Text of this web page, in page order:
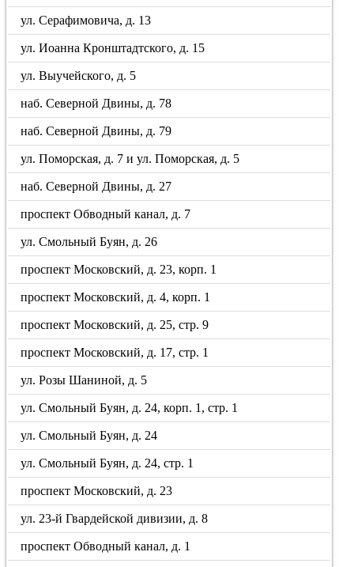
ул. Серафимовича, д. 13
ул. Иоанна Кронштадтского, д. 15
ул. Выучейского, д. 5
наб. Северной Двины, д. 78
наб. Северной Двины, д. 79
ул. Поморская, д. 7 и ул. Поморская, д. 5
наб. Северной Двины, д. 27
проспект Обводный канал, д. 7
ул. Смольный Буян, д. 26
проспект Московский, д. 23, корп. 1
проспект Московский, д. 4, корп. 1
проспект Московский, д. 25, стр. 9
проспект Московский, д. 17, стр. 1
ул. Розы Шаниной, д. 5
ул. Смольный Буян, д. 24, корп. 1, стр. 1
ул. Смольный Буян, д. 24
ул. Смольный Буян, д. 24, стр. 1
проспект Московский, д. 23
ул. 23-й Гвардейской дивизии, д. 8
проспект Обводный канал, д. 1